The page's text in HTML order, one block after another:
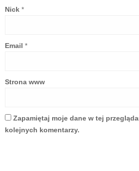
Nick *
Email *
Strona www
Zapamiętaj moje dane w tej
kolejnych komentarzy.